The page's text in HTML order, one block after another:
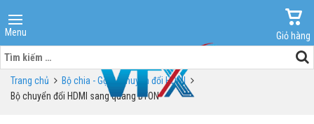
Menu
Giỏ hàng
Tìm
kiếm
cho:Trang chủ
Bộ chia - Gộp - Chuyển đổi HDMI
Bộ chuyển đổi HDMI sang quang BTON